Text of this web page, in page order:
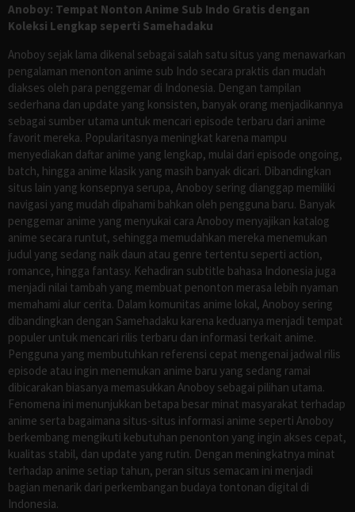
Anoboy: Tempat Nonton Anime Sub Indo Gratis dengan
Koleksi Lengkap seperti Samehadaku
Anoboy sejak lama dikenal sebagai salah satu situs yang menawarkan
pengalaman menonton anime sub Indo secara praktis dan mudah
diakses oleh para penggemar di Indonesia. Dengan tampilan
sederhana dan update yang konsisten, banyak orang menjadikannya
sebagai sumber utama untuk mencari episode terbaru dari anime
favorit mereka. Popularitasnya meningkat karena mampu
menyediakan daftar anime yang lengkap, mulai dari episode ongoing,
batch, hingga anime klasik yang masih banyak dicari. Dibandingkan
situs lain yang konsepnya serupa, Anoboy sering dianggap memiliki
navigasi yang mudah dipahami bahkan oleh pengguna baru. Banyak
penggemar anime yang menyukai cara Anoboy menyajikan katalog
anime secara runtut, sehingga memudahkan mereka menemukan
judul yang sedang naik daun atau genre tertentu seperti action,
romance, hingga fantasy. Kehadiran subtitle bahasa Indonesia juga
menjadi nilai tambah yang membuat penonton merasa lebih nyaman
memahami alur cerita. Dalam komunitas anime lokal, Anoboy sering
dibandingkan dengan Samehadaku karena keduanya menjadi tempat
populer untuk mencari rilis terbaru dan informasi terkait anime.
Pengguna yang membutuhkan referensi cepat mengenai jadwal rilis
episode atau ingin menemukan anime baru yang sedang ramai
dibicarakan biasanya memasukkan Anoboy sebagai pilihan utama.
Fenomena ini menunjukkan betapa besar minat masyarakat terhadap
anime serta bagaimana situs-situs informasi anime seperti Anoboy
berkembang mengikuti kebutuhan penonton yang ingin akses cepat,
kualitas stabil, dan update yang rutin. Dengan meningkatnya minat
terhadap anime setiap tahun, peran situs semacam ini menjadi
bagian menarik dari perkembangan budaya tontonan digital di
Indonesia.